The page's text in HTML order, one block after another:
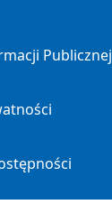
Publicznej